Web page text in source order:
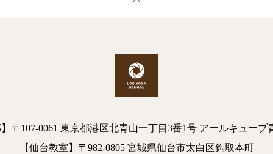
〒107-0061 東京都港区北青山一丁目3番1号 アールキューブ
【仙台教室】〒982-0805 宮城県仙台市太白区鈎取本町